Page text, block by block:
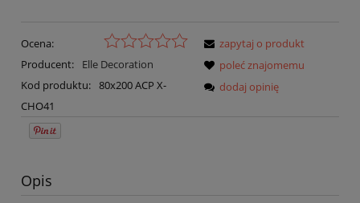
Ocena:
Producent:
Elle Decoration
Kod produktu: 80x200 ACP X-
CHO41
zapytaj o produkt
poleć znajomemu
dodaj opinię
Opis